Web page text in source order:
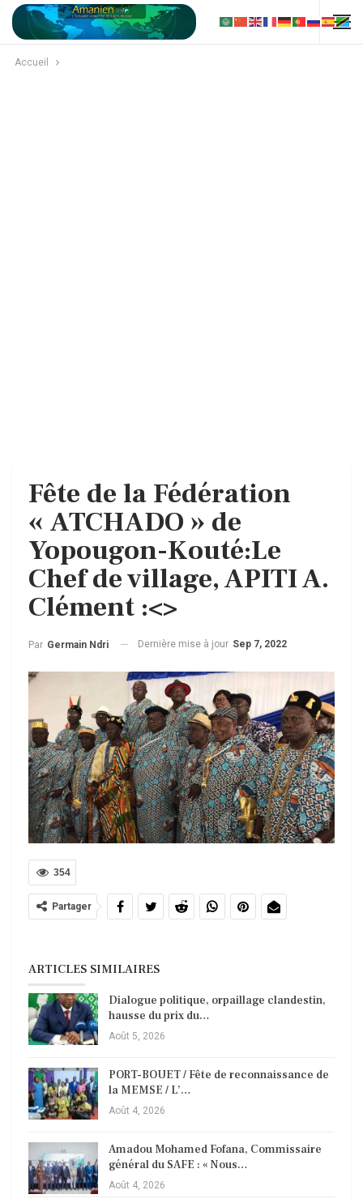
Accueil
Fête de la Fédération
« ATCHADO » de
Yopougon-Kouté:Le
Chef de village, APITI A.
Clément :<>
Par Germain Ndri Dernière mise à jour Sep 7, 2022
354
Partager
ARTICLES SIMILAIRES
Dialogue politique, orpaillage clandestin,
hausse du prix du…
Août 5, 2026
PORT-BOUET / Fête de reconnaissance de
la MEMSE / L’…
Août 4, 2026
Amadou Mohamed Fofana, Commissaire
général du SAFE : « Nous…
Août 4, 2026